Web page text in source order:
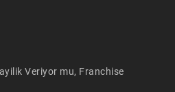
Veriyor mu, Franchise